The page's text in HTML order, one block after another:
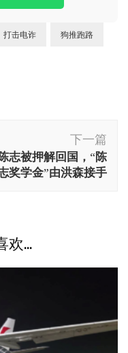
打击电诈 狗推跑路
下一篇
志被押解回国，“陈
奖学金”由洪森接手
欢...